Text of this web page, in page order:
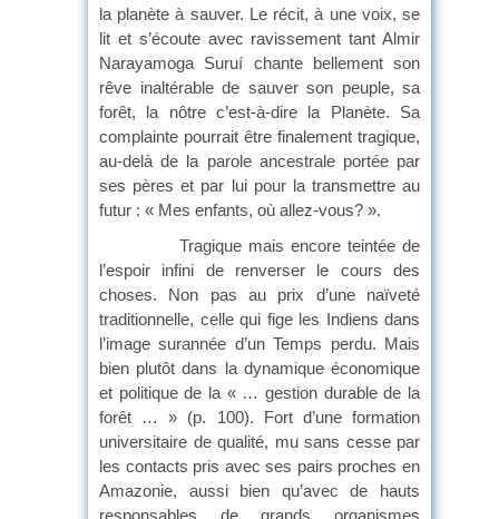
la planète à sauver. Le récit, à une voix, se
lit et s’écoute avec ravissement tant Almir
Narayamoga Suruí chante bellement son
rêve inaltérable de sauver son peuple, sa
forêt, la nôtre c’est-à-dire la Planète. Sa
complainte pourrait être finalement tragique,
au-delà de la parole ancestrale portée par
ses pères et par lui pour la transmettre au
futur : « Mes enfants, où allez-vous? ».
Tragique mais encore teintée de
l’espoir infini de renverser le cours des
choses. Non pas au prix d’une naïveté
traditionnelle, celle qui fige les Indiens dans
l’image surannée d’un Temps perdu. Mais
bien plutôt dans la dynamique économique
et politique de la « … gestion durable de la
forêt … » (p. 100). Fort d’une formation
universitaire de qualité, mu sans cesse par
les contacts pris avec ses pairs proches en
Amazonie, aussi bien qu’avec de hauts
responsables de grands organismes